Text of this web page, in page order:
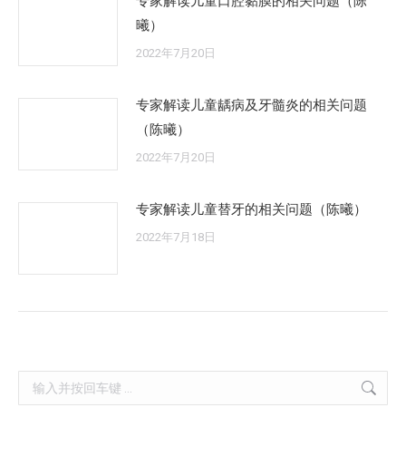
曦）
2022年7月20日
专家解读儿童龋病及牙髓炎的相关问题
（陈曦）
2022年7月20日
专家解读儿童替牙的相关问题（陈曦）
2022年7月18日
Search: